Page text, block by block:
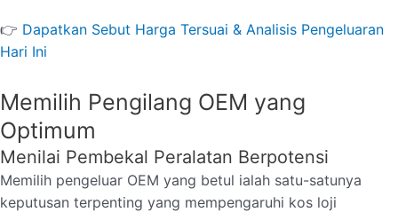
👉 Dapatkan Sebut Harga Tersuai & Analisis Pengeluaran
Hari Ini
Memilih Pengilang OEM yang
Optimum
Menilai Pembekal Peralatan Berpotensi
Memilih pengeluar OEM yang betul ialah satu-satunya
keputusan terpenting yang mempengaruhi kos loji